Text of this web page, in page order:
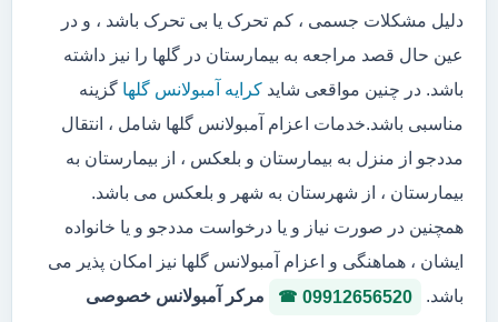
دلیل مشکلات جسمی ، کم تحرک یا بی تحرک باشد ، و در
عین حال قصد مراجعه به بیمارستان در گلها را نیز داشته
باشد. در چنین مواقعی شاید کرایه آمبولانس گلها گزینه
مناسبی باشد.خدمات اعزام آمبولانس گلها شامل ، انتقال
مددجو از منزل به بیمارستان و بلعکس ، از بیمارستان به
بیمارستان ، از شهرستان به شهر و بلعکس می باشد.
همچنین در صورت نیاز و یا درخواست مددجو و یا خانواده
ایشان ، هماهنگی و اعزام آمبولانس گلها نیز امکان پذیر می
باشد.
09912656520
مرکر آمبولانس خصوصی